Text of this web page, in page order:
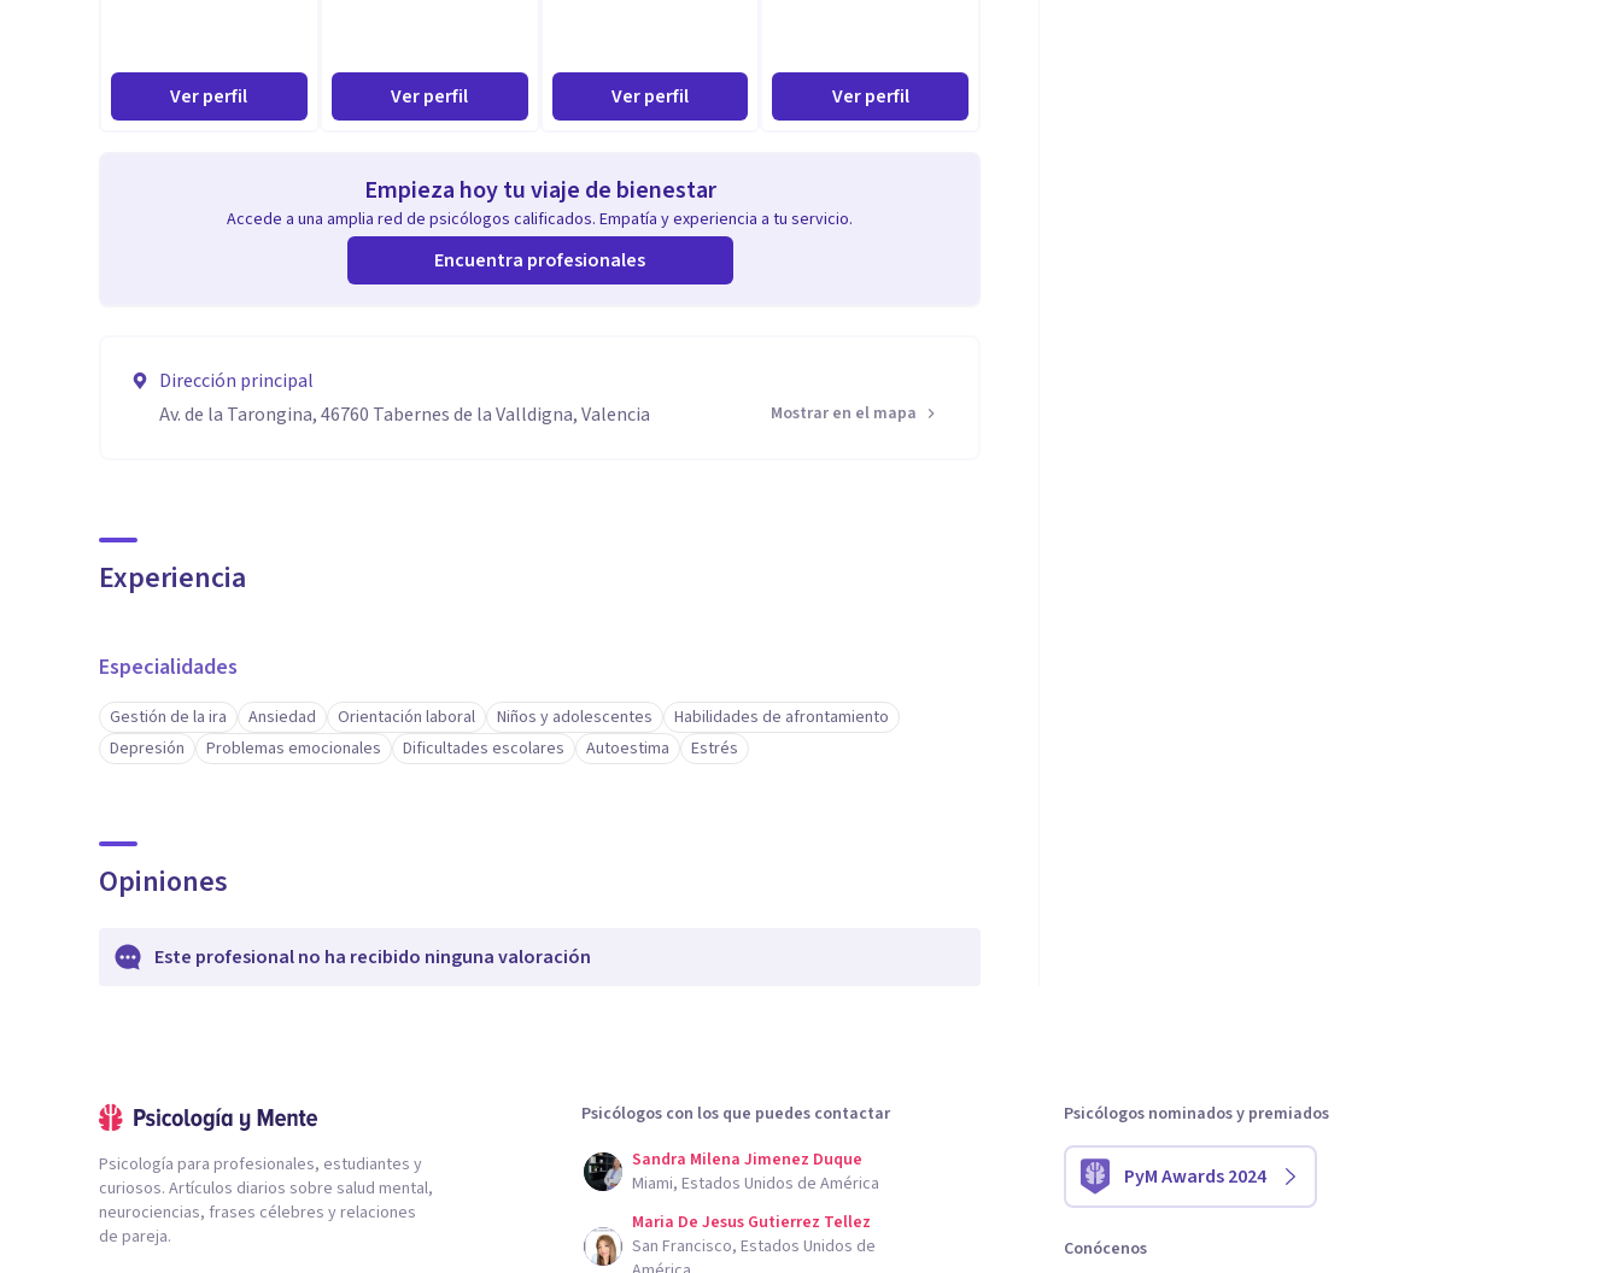
Ver perfil Ver perfil Ver perfil Ver perfil
Empieza hoy tu viaje de bienestar
Accede a una amplia red de psicólogos calificados. Empatía y experiencia a tu servicio.
Encuentra profesionales
Dirección principal
Av. de la Tarongina, 46760 Tabernes de la Valldigna, Valencia
Mostrar en el mapa
Experiencia
Especialidades
Gestión de la ira Ansiedad Orientación laboral Niños y adolescentes
Habilidades de afrontamiento
Depresión
Problemas emocionales Dificultades escolares Autoestima Estrés
Opiniones
Este profesional no ha recibido ninguna valoración
Psicología para profesionales, estudiantes y
curiosos. Artículos diarios sobre salud mental,
neurociencias, frases célebres y relaciones
de pareja.
Psicólogos con los que puedes contactar
Sandra Milena Jimenez Duque
Miami, Estados Unidos de América
Maria De Jesus Gutierrez Tellez
San Francisco, Estados Unidos de
Psicólogos nominados y premiados
PyM Awards 2024
Conócenos